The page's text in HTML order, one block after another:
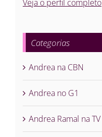
Veja o perfil completo
Categorias
Andrea na CBN
Andrea no G1
Andrea Ramal na TV